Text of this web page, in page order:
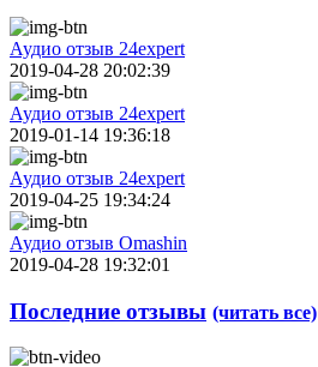
Аудио отзыв 24expert
2019-04-28 20:02:39
Аудио отзыв 24expert
2019-01-14 19:36:18
Аудио отзыв 24expert
2019-04-25 19:34:24
Аудио отзыв Omashin
2019-04-28 19:32:01
Последние отзывы (читать все)